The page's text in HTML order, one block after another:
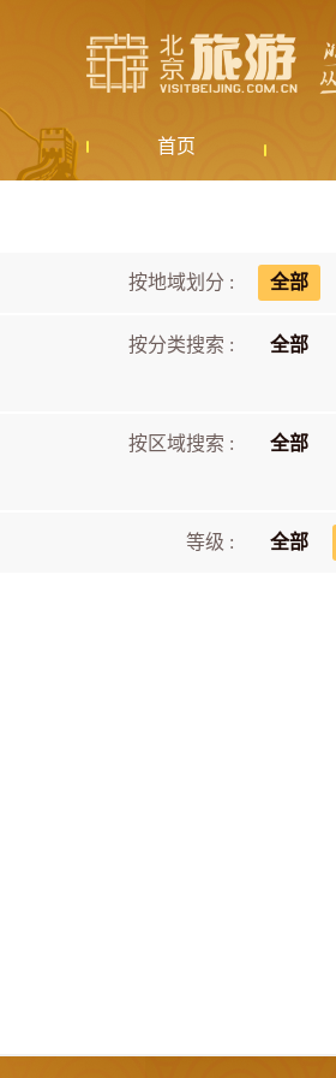
首页
按地域划分 : 全部
按分类搜索 : 全部
按区域搜索 : 全部
等级 : 全部